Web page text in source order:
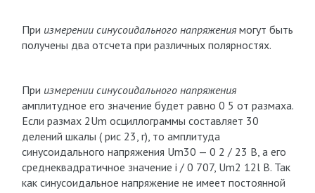
При измерении синусоидального напряжениямогут быть
получены два отсчета при различных полярностях.
При измерении синусоидального напряжения
амплитудное его значение будет равно 0 5 от размаха.
Если размах 2Um осциллограммы составляет 30
делений шкалы ( рис 23, г), то амплитуда
синусоидального напряжения Um30 — 0 2 / 23 В, а его
среднеквадратичное значение i / 0 707, Um2 12l В. Так
как синусоидальное напряжение не имеет постоянной